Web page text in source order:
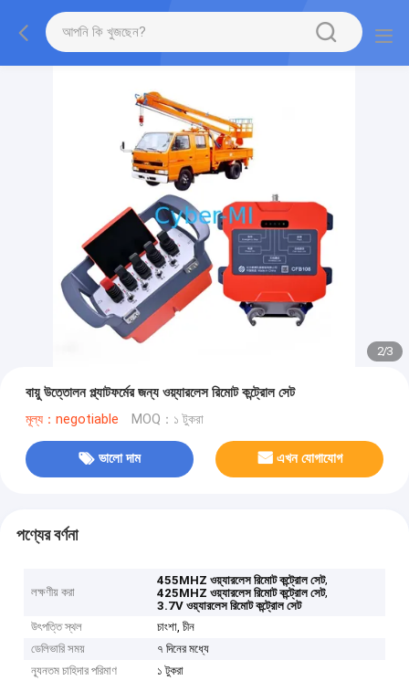
2/3
বায়ু উত্তোলন প্ল্যাটফর্মের জন্য ওয়্যারলেস রিমোট কন্ট্রোল সেট
মূল্য：negotiable MOQ：১ টুকরা
ভালো দাম এখন যোগাযোগ
পণ্যের বর্ণনা
লক্ষণীয় করা
455MHZ ওয়্যারলেস রিমোট কন্ট্রোল সেট,
425MHZ ওয়্যারলেস রিমোট কন্ট্রোল সেট,
3.7V ওয়্যারলেস রিমোট কন্ট্রোল সেট
উৎপত্তি স্থল
চাংশা, চীন
ডেলিভারি সময়
৭ দিনের মধ্যে
ন্যূনতম চাহিদার পরিমাণ
১ টুকরা